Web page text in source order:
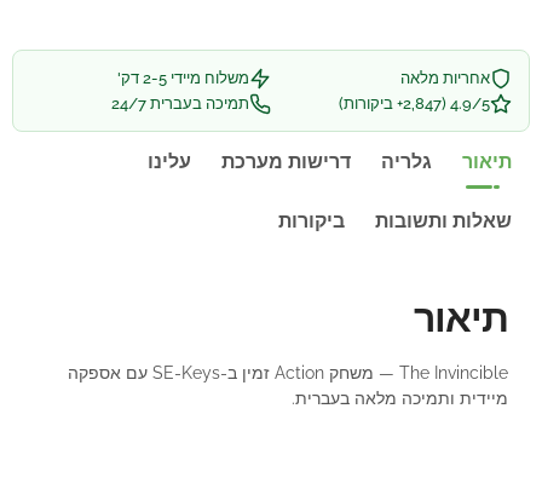
אחריות מלאה
משלוח מיידי 2-5 דק'
4.9/5 (2,847+ ביקורות)
תמיכה בעברית 24/7
תיאור גלריה דרישות מערכת עלינו
שאלות ותשובות ביקורות
תיאור
The Invincible — משחק Action זמין ב-SE-Keys עם אספקה
מיידית ותמיכה מלאה בעברית.